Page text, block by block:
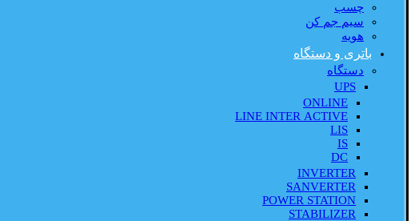
چسب
سیم جم کن
هویه
باتری و دستگاه
دستگاه
UPS
ONLINE
LINE INTER ACTIVE
LIS
IS
DC
INVERTER
SANVERTER
POWER STATION
STABILIZER